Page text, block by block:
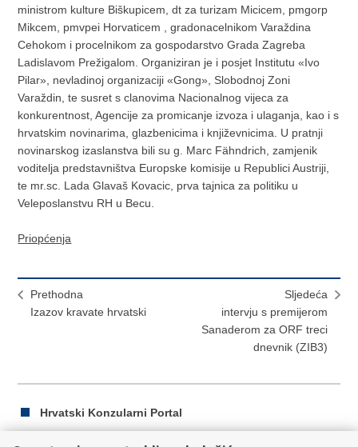
ministrom kulture Biškupicem, dt za turizam Micicem, pmgorp
Mikcem, pmvpei Horvaticem , gradonacelnikom Varaždina
Cehokom i procelnikom za gospodarstvo Grada Zagreba
Ladislavom Prežigalom. Organiziran je i posjet Institutu «Ivo
Pilar», nevladinoj organizaciji «Gong», Slobodnoj Zoni
Varaždin, te susret s clanovima Nacionalnog vijeca za
konkurentnost, Agencije za promicanje izvoza i ulaganja, kao i s
hrvatskim novinarima, glazbenicima i književnicima. U pratnji
novinarskog izaslanstva bili su g. Marc Fähndrich, zamjenik
voditelja predstavništva Europske komisije u Republici Austriji,
te mr.sc. Lada Glavaš Kovacic, prva tajnica za politiku u
Veleposlanstvu RH u Becu.
Priopćenja
Prethodna
Izazov kravate hrvatski
Sljedeća
intervju s premijerom
Sanaderom za ORF treci
dnevnik (ZIB3)
Hrvatski Konzularni Portal